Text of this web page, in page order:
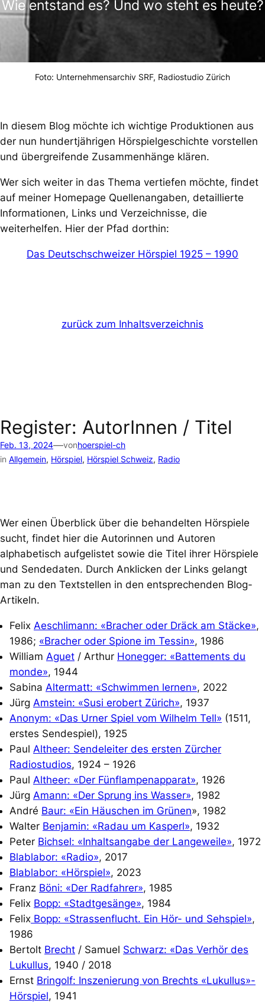
Wie entstand es? Und wo steht es heute?
Foto: Unternehmensarchiv SRF, Radiostudio Zürich
In diesem Blog möchte ich wichtige Produktionen aus
der nun hundertjährigen Hörspielgeschichte vorstellen
und übergreifende Zusammenhänge klären.
Wer sich weiter in das Thema vertiefen möchte, findet
auf meiner Homepage Quellenangaben, detaillierte
Informationen, Links und Verzeichnisse, die
weiterhelfen. Hier der Pfad dorthin:
Das Deutschschweizer Hörspiel 1925 – 1990
zurück zum Inhaltsverzeichnis
Register: AutorInnen / Titel
Feb. 13, 2024—vonhoerspiel-ch
in Allgemein, Hörspiel, Hörspiel Schweiz, Radio
Wer einen Überblick über die behandelten Hörspiele
sucht, findet hier die Autorinnen und Autoren
alphabetisch aufgelistet sowie die Titel ihrer Hörspiele
und Sendedaten. Durch Anklicken der Links gelangt
man zu den Textstellen in den entsprechenden Blog-
Artikeln.
Felix Aeschlimann: «Bracher oder Dräck am Stäcke»,
1986; «Bracher oder Spione im Tessin», 1986
William Aguet / Arthur Honegger: «Battements du
monde», 1944
Sabina Altermatt: «Schwimmen lernen», 2022
Jürg Amstein: «Susi erobert Zürich», 1937
Anonym: «Das Urner Spiel vom Wilhelm Tell» (1511,
erstes Sendespiel), 1925
Paul Altheer: Sendeleiter des ersten Zürcher
Radiostudios, 1924 – 1926
Paul Altheer: «Der Fünflampenapparat», 1926
Jürg Amann: «Der Sprung ins Wasser», 1982
André Baur: «Ein Häuschen im Grünen», 1982
Walter Benjamin: «Radau um Kasperl», 1932
Peter Bichsel: «Inhaltsangabe der Langeweile», 1972
Blablabor: «Radio», 2017
Blablabor: «Hörspiel», 2023
Franz Böni: «Der Radfahrer», 1985
Felix Bopp: «Stadtgesänge», 1984
Felix Bopp: «Strassenflucht. Ein Hör- und Sehspiel»,
1986
Bertolt Brecht / Samuel Schwarz: «Das Verhör des
Lukullus, 1940 / 2018
Ernst Bringolf: Inszenierung von Brechts «Lukullus»-
Hörspiel, 1941